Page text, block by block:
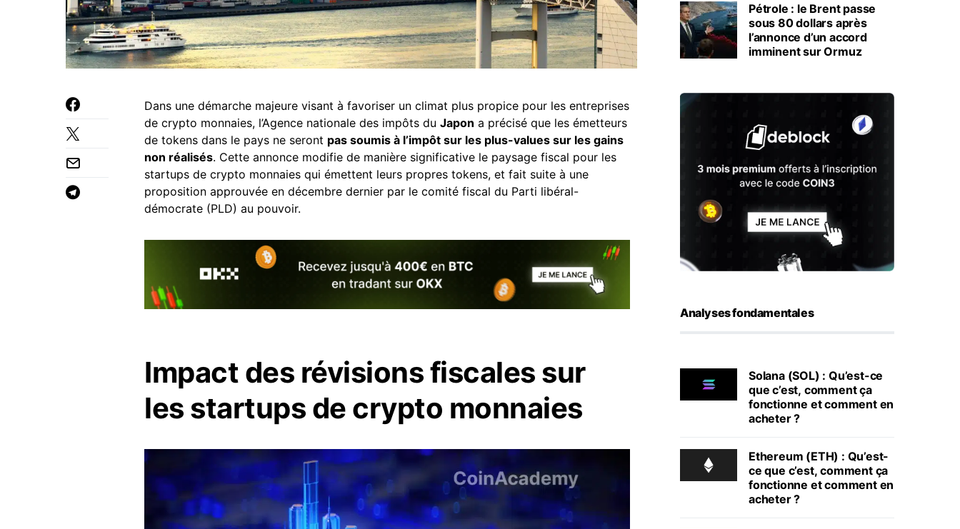
Dans une démarche majeure visant à favoriser un climat plus propice pour les entreprises
de crypto monnaies, l’Agence nationale des impôts du Japon a précisé que les émetteurs
de tokens dans le pays ne seront pas soumis à l’impôt sur les plus-values sur les gains
non réalisés. Cette annonce modifie de manière significative le paysage fiscal pour les
startups de crypto monnaies qui émettent leurs propres tokens, et fait suite à une
proposition approuvée en décembre dernier par le comité fiscal du Parti libéral-
démocrate (PLD) au pouvoir.
Impact des révisions fiscales sur
les startups de crypto monnaies
Pétrole : le Brent passe
sous 80 dollars après
l’annonce d’un accord
imminent sur Ormuz
Analyses fondamentales
Solana (SOL) : Qu’est-ce
que c’est, comment ça
fonctionne et comment en
acheter ?
Ethereum (ETH) : Qu’est-
ce que c’est, comment ça
fonctionne et comment en
acheter ?